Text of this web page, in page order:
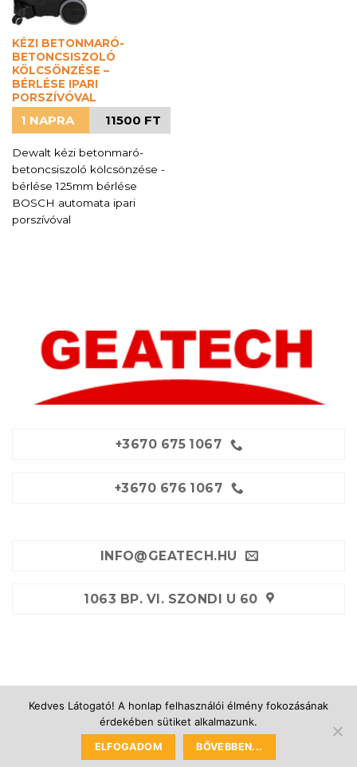
KÉZI BETONMARÓ-
BETONCSISZOLÓ
KÖLCSÖNZÉSE –
BÉRLÉSE IPARI
PORSZÍVÓVAL
1 NAPRA 11500 FT
Dewalt kézi betonmaró-
betoncsiszoló kölcsönzése -
bérlése 125mm bérlése
BOSCH automata ipari
porszívóval
+3670 675 1067
+3670 676 1067
INFO@GEATECH.HU
1063 BP. VI. SZONDI U 60
GÉPKÖLCSÖNZÉS
KÖLCSÖNZÉSI FELTÉTELEK
2026 © Gépkölcsönzés- Gépbérlés
Kedves Látogató! A honlap felhasználói élmény fokozásának
érdekében sütiket alkalmazunk.
ELFOGADOM BŐVEBBEN...